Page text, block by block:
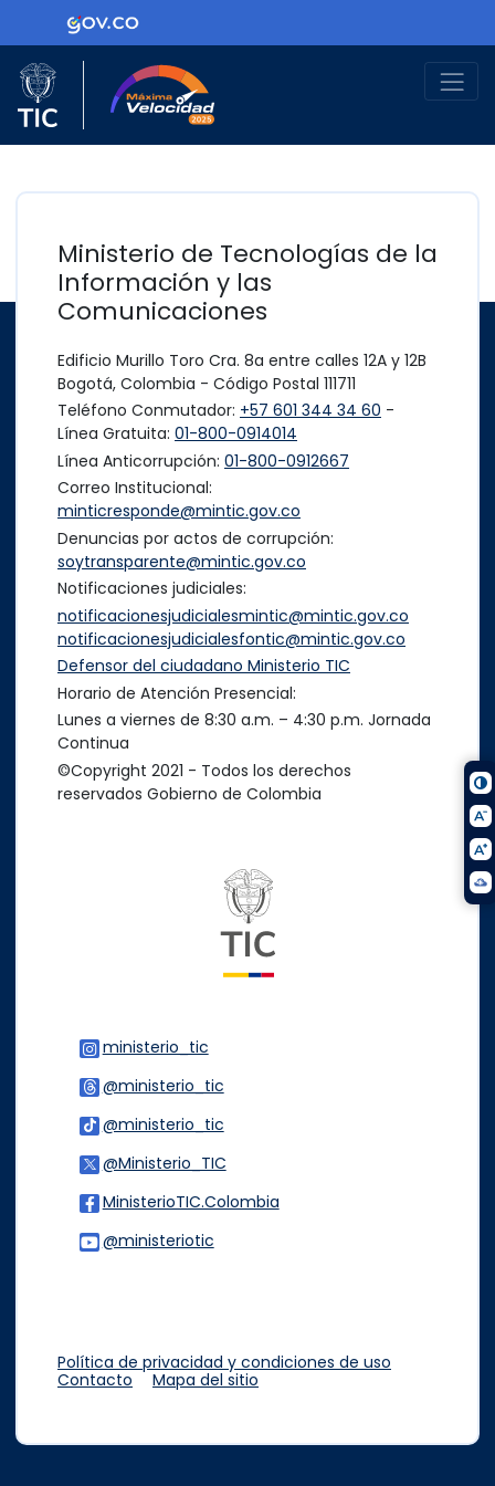
Ir al contenido principalLogo Gobierno de Colombia
Logo del Ministerio TIC
Ministerio de Tecnologías de la
Información y las
Comunicaciones
Edificio Murillo Toro Cra. 8a entre calles 12A y 12B
Bogotá, Colombia - Código Postal 111711
Teléfono Conmutador: +57 601 344 34 60 -
Línea Gratuita: 01-800-0914014
Línea Anticorrupción: 01-800-0912667
Correo Institucional:
minticresponde@mintic.gov.co
Denuncias por actos de corrupción:
soytransparente@mintic.gov.co
Notificaciones judiciales:
notificacionesjudicialesmintic@mintic.gov.co
notificacionesjudicialesfontic@mintic.gov.co
Defensor del ciudadano Ministerio TIC
Horario de Atención Presencial:
Lunes a viernes de 8:30 a.m. – 4:30 p.m. Jornada
Continua
©Copyright 2021 - Todos los derechos
reservados Gobierno de Colombia
ministerio_tic
@ministerio_tic
@ministerio_tic
@Ministerio_TIC
MinisterioTIC.Colombia
@ministeriotic
Política de privacidad y condiciones de uso
Contacto
Mapa del sitio